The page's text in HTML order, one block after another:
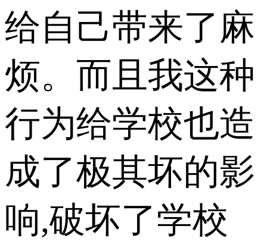
给自己带来了麻
烦。而且我这种
行为给学校也造
成了极其坏的影
响,破坏了学校